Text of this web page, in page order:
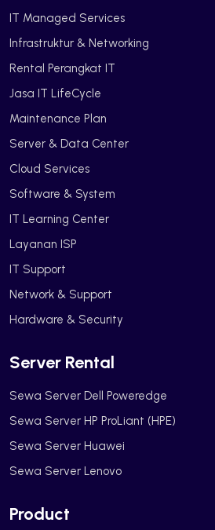
IT Managed Services
Infrastruktur & Networking
Rental Perangkat IT
Jasa IT LifeCycle
Maintenance Plan
Server & Data Center
Cloud Services
Software & System
IT Learning Center
Layanan ISP
IT Support
Network & Support
Hardware & Security
Server Rental
Sewa Server Dell Poweredge
Sewa Server HP ProLiant (HPE)
Sewa Server Huawei
Sewa Server Lenovo
Product